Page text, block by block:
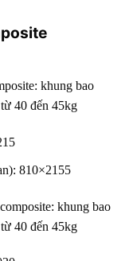
khung bao
40 đến 45kg
810×2155
khung bao
40 đến 45kg